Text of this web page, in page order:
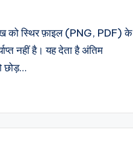
को स्थिर फ़ाइल (PNG, PDF) के
नहीं है। यह देता है अंतिम
छोड़…